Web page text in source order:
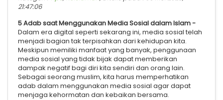
21:47:06
5 Adab saat Menggunakan Media Sosial dalam Islam -
Dalam era digital seperti sekarang ini, media sosial telah
menjadi bagian tak terpisahkan dari kehidupan kita.
Meskipun memiliki manfaat yang banyak, penggunaan
media sosial yang tidak bijak dapat memberikan
dampak negatif bagi diri kita sendiri dan orang lain.
Sebagai seorang muslim, kita harus memperhatikan
adab dalam menggunakan media sosial agar dapat
menjaga kehormatan dan kebaikan bersama.